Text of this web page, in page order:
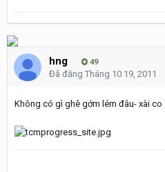
hng 49
Đã đăng Tháng 10 19, 2011
Không có gì ghê gớm lém đâu- xài co